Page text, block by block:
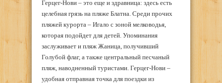
Герцег-Нови – это еще и здравница: здесь есть
целебная грязь на пляже Блатна. Среди прочих
пляжей курорта – Игало с зоной мелководья,
которая подойдет для детей. Упоминания
заслуживает и пляж Жаница, получивший
Голубой флаг, а также центральный песчаный
пляж, наводненный туристами. Герцег-Нови –
удобная отправная точка для поездки из